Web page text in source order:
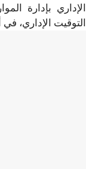
الإداري، في أجل لا